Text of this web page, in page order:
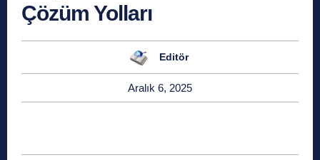
Çözüm Yolları
Editör
Aralık 6, 2025